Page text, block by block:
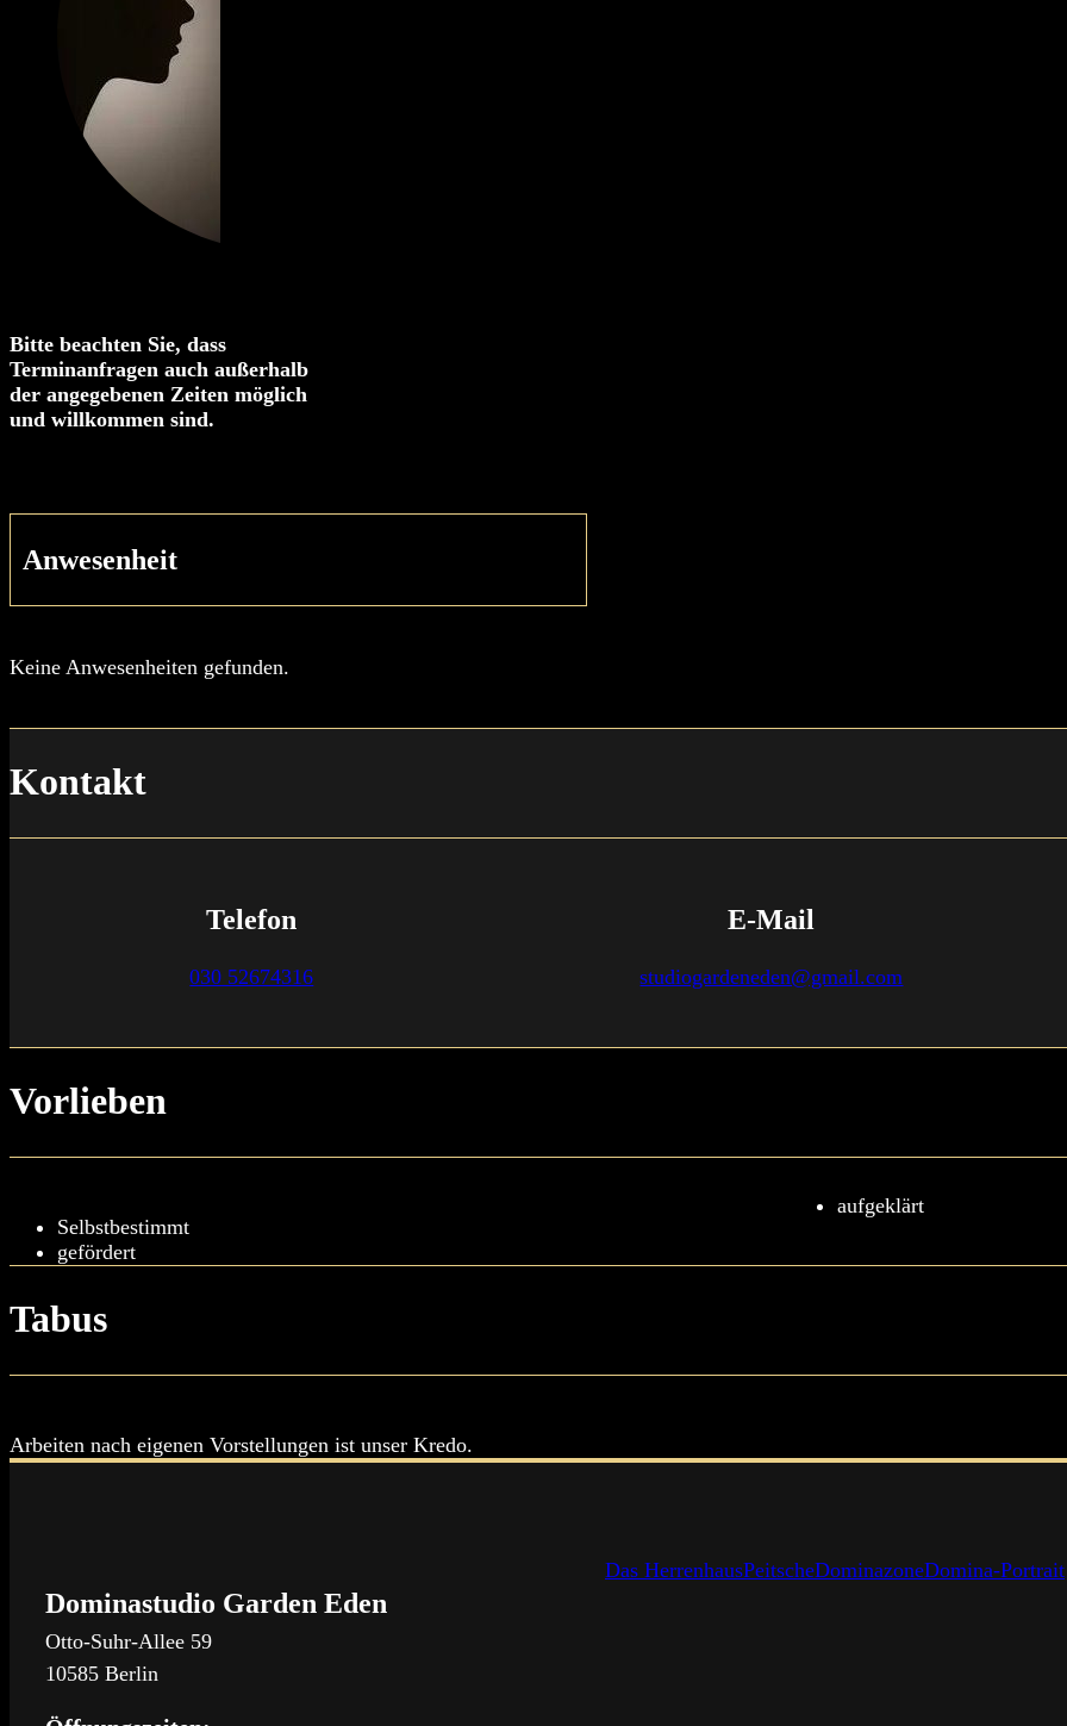
Bitte beachten Sie, dass
Terminanfragen auch außerhalb
der angegebenen Zeiten möglich
und willkommen sind.
Anwesenheit
Keine Anwesenheiten gefunden.
Kontakt
Telefon
030 52674316
E-Mail
studiogardeneden@gmail.com
Vorlieben
Selbstbestimmt
gefördert
aufgeklärt
Tabus
Arbeiten nach eigenen Vorstellungen ist unser Kredo.
Dominastudio Garden Eden
Otto-Suhr-Allee 59
10585 Berlin
Das HerrenhausPeitscheDominazoneDomina-Portrait